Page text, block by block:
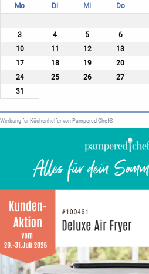
Mo Di Mi Do
3
4 5 6
10
11 12 13
17
18 19 20
24
25 26 27
31
Werbung für Küchenhelfer von Pampered Chef®